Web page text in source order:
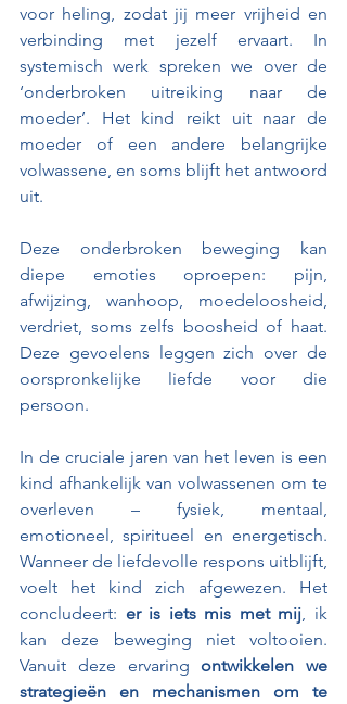
voor heling, zodat jij meer vrijheid en
verbinding met jezelf ervaart. In
systemisch werk spreken we over de
‘onderbroken uitreiking naar de
moeder’. Het kind reikt uit naar de
moeder of een andere belangrijke
volwassene, en soms blijft het antwoord
uit.
Deze onderbroken beweging kan
diepe emoties oproepen: pijn,
afwijzing, wanhoop, moedeloosheid,
verdriet, soms zelfs boosheid of haat.
Deze gevoelens leggen zich over de
oorspronkelijke liefde voor die
persoon.
In de cruciale jaren van het leven is een
kind afhankelijk van volwassenen om te
overleven – fysiek, mentaal,
emotioneel, spiritueel en energetisch.
Wanneer de liefdevolle respons uitblijft,
voelt het kind zich afgewezen. Het
concludeert: er is iets mis met mij, ik
kan deze beweging niet voltooien.
Vanuit deze ervaring ontwikkelen we
strategieën en mechanismen om te